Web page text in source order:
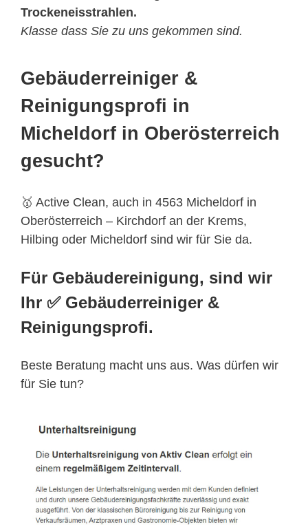
Trockeneisstrahlen.
Klasse dass Sie zu uns gekommen sind.
Gebäuderreiniger &
Reinigungsprofi in
Micheldorf in Oberösterreich
gesucht?
🥇 Active Clean, auch in 4563 Micheldorf in
Oberösterreich – Kirchdorf an der Krems,
Hilbing oder Micheldorf sind wir für Sie da.
Für Gebäudereinigung, sind wir
Ihr ✅ Gebäuderreiniger &
Reinigungsprofi.
Beste Beratung macht uns aus. Was dürfen wir
für Sie tun?